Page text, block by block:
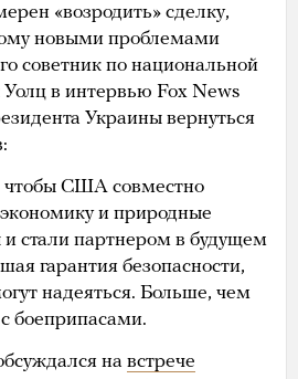
«возродить» сделку,
новыми проблемами
советник по национальной
в интервью Fox News
Украины вернуться
США совместно
и природные
стали партнером в будущем
гарантия безопасности,
надеяться. Больше, чем
боеприпасами.
на встрече